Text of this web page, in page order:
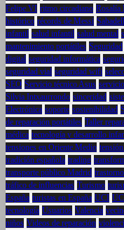
Felipe VI ritmo circadiano Rosalía
histórico récords de Messi Sabadell
infantil salud infantil salud mental
mantenimiento portátiles Seguridad
digital seguridad informática
seguridad vial seguridad wifi
SEO Servicio técnico Asus
Silvia Intxaurrondo sinceridad
Electrónica soporte sostenibilidad
de reparación portátiles Taller
médica tecnología y desarrollo
tensiones en Oriente Medio
tradición española trading
transporte público Madrid
tráfico de influencias Turismo
España turistas en España UCI
tecnología Usuarios Valencia
niños Videos de reparación